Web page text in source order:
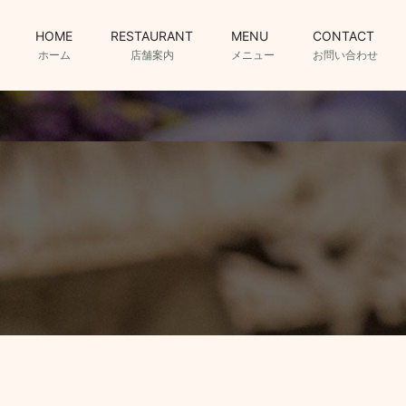
HOME
ホーム
RESTAURANT
店舗案内
MENU
メニュー
CONTACT
お問い合わせ